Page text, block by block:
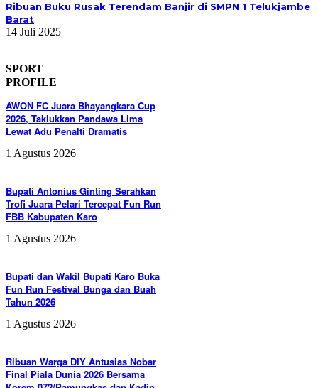
Ribuan Buku Rusak Terendam Banjir di SMPN 1 Telukjambe
Barat
14 Juli 2025
SPORT
AWON FC Juara Bhayangkara Cup
2026, Taklukkan Pandawa Lima
Lewat Adu Penalti Dramatis
1 Agustus 2026
Bupati Antonius Ginting Serahkan
Trofi Juara Pelari Tercepat Fun Run
FBB Kabupaten Karo
1 Agustus 2026
Bupati dan Wakil Bupati Karo Buka
Fun Run Festival Bunga dan Buah
Tahun 2026
1 Agustus 2026
Ribuan Warga DIY Antusias Nobar
Final Piala Dunia 2026 Bersama
PROFILE